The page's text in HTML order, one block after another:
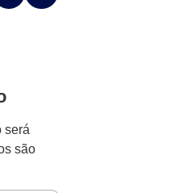
será
são